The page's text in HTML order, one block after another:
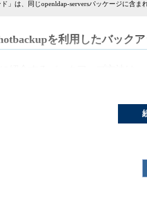
」は、同じopenldap-serversパッケージに含ま
を利用したバック
openldap-2.4.16/var/